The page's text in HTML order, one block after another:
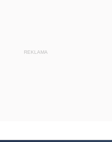
REKLAMA